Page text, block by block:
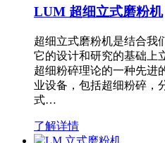
LUM 超细立式磨粉机
超细立式磨粉机是结合我
它的设计和研究的基础上
超细粉碎理论的一种先进
业设备，包括超细粉碎，
式…
了解详情